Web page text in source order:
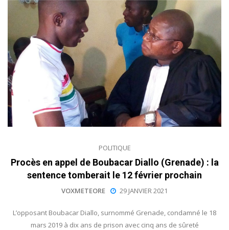
POLITIQUE
Procès en appel de Boubacar Diallo (Grenade) : la
sentence tomberait le 12 février prochain
VOXMETEORE 29 JANVIER 2021
L’opposant Boubacar Diallo, surnommé Grenade, condamné le 18
mars 2019 à dix ans de prison avec cinq ans de sûreté